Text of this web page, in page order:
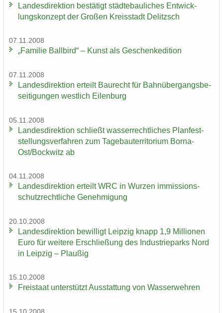
Lan­des­di­rek­ti­on be­stä­tigt städ­te­bau­li­ches Ent­wick­
lungs­kon­zept der Gro­ßen Kreis­stadt De­litzsch
07.11.2008
„Fa­mi­lie Ball­bird“ – Kunst als Ge­schen­ke­di­ti­on
07.11.2008
Lan­des­di­rek­ti­on er­teilt Bau­recht für Bahn­über­gangs­be­
sei­ti­gun­gen west­lich Ei­len­burg
05.11.2008
Lan­des­di­rek­ti­on schließt was­ser­recht­li­ches Plan­fest­
stel­lungs­ver­fah­ren zum Ta­ge­bau­ter­ri­to­ri­um Borna-​
Ost/Bock­witz ab
04.11.2008
Lan­des­di­rek­ti­on er­teilt WRC in Wur­zen im­mis­si­ons­
schutz­recht­li­che Ge­neh­mi­gung
20.10.2008
Lan­des­di­rek­ti­on be­wil­ligt Leip­zig knapp 1,9 Mil­lio­nen
Euro für wei­te­re Er­schlie­ßung des In­dus­trie­parks Nord
in Leip­zig – Plau­ßig
15.10.2008
Frei­staat un­ter­stützt Aus­stat­tung von Was­ser­weh­ren